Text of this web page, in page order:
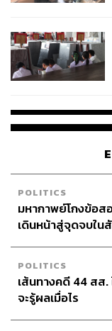
POLITICS
มหากาพย์โกงข้อ
เดินหน้าสู่จุดจบใน
POLITICS
เส้นทางคดี 44 สส
จะรู้ผลเมื่อไร